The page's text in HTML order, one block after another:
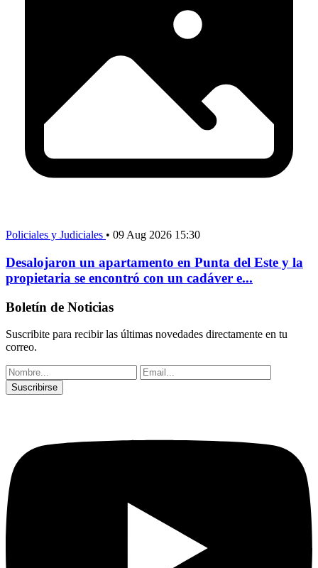
Policiales y Judiciales • 09 Aug 2026 15:30
Desalojaron un apartamento en Punta del Este y la
propietaria se encontró con un cadáver e...
Boletín de Noticias
Suscribite para recibir las últimas novedades directamente en tu
correo.
Suscribirse